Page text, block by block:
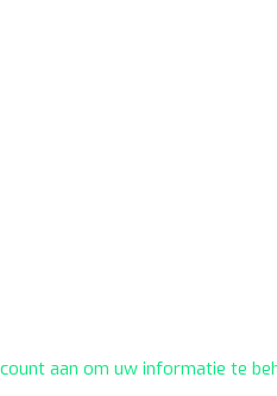
aan om uw informatie te